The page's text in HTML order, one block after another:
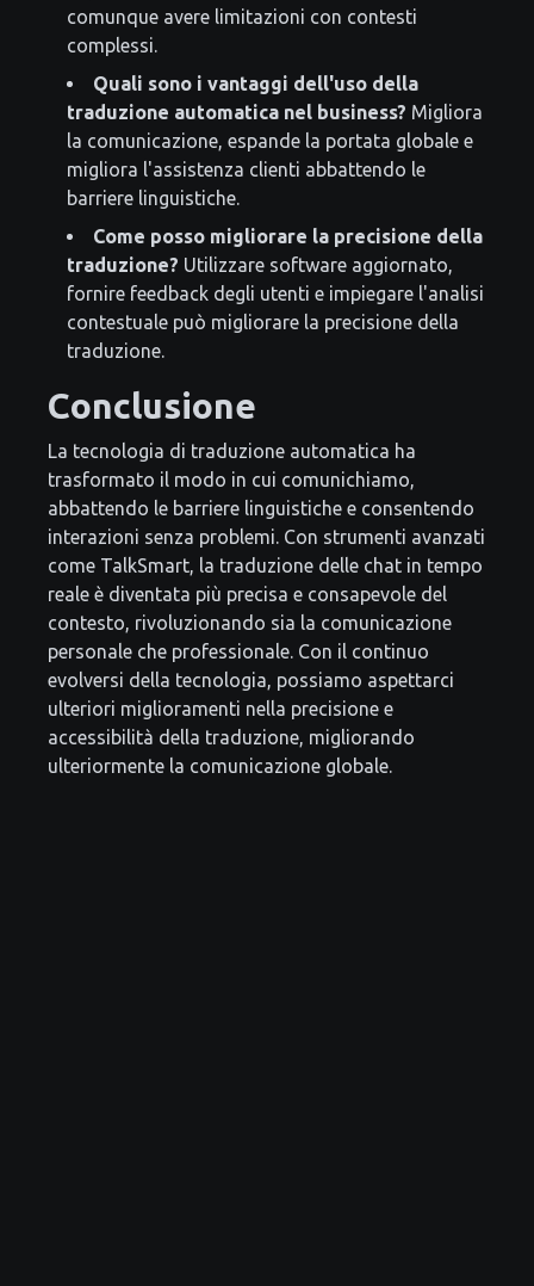
comunque avere limitazioni con contesti
complessi.
Quali sono i vantaggi dell'uso della
traduzione automatica nel business? Migliora
la comunicazione, espande la portata globale e
migliora l'assistenza clienti abbattendo le
barriere linguistiche.
Come posso migliorare la precisione della
traduzione? Utilizzare software aggiornato,
fornire feedback degli utenti e impiegare l'analisi
contestuale può migliorare la precisione della
traduzione.
Conclusione
La tecnologia di traduzione automatica ha
trasformato il modo in cui comunichiamo,
abbattendo le barriere linguistiche e consentendo
interazioni senza problemi. Con strumenti avanzati
come TalkSmart, la traduzione delle chat in tempo
reale è diventata più precisa e consapevole del
contesto, rivoluzionando sia la comunicazione
personale che professionale. Con il continuo
evolversi della tecnologia, possiamo aspettarci
ulteriori miglioramenti nella precisione e
accessibilità della traduzione, migliorando
ulteriormente la comunicazione globale.